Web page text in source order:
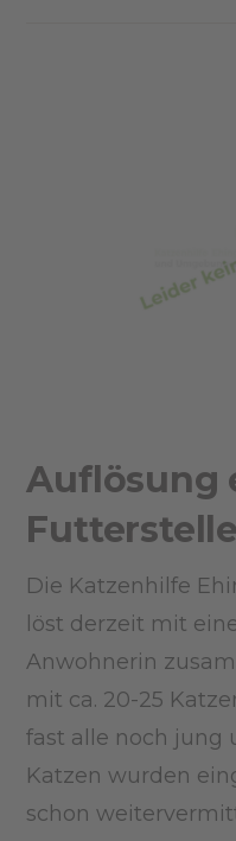
Auflösung
Futterstelle
Die Katzenhilfe
löst derzeit mit
Anwohnerin
mit ca. 20-25
fast alle noch jung
Katzen wurden
schon